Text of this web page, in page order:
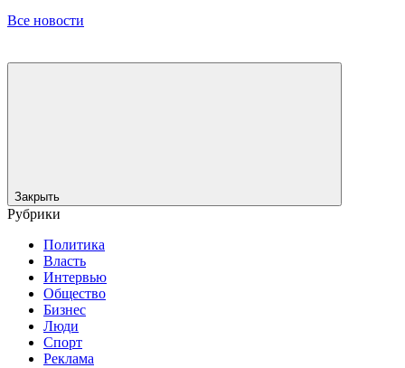
Все новости
Закрыть
Рубрики
Политика
Власть
Интервью
Общество
Бизнес
Люди
Спорт
Реклама